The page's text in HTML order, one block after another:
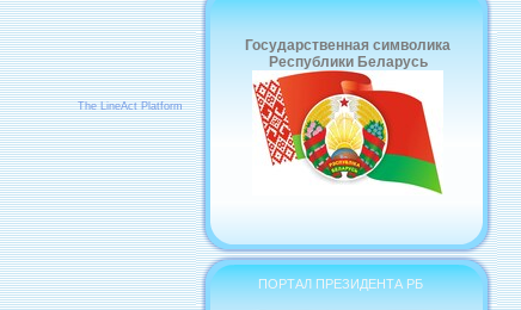
The LineAct Platform
Государственная символика
Республики Беларусь
ПОРТАЛ ПРЕЗИДЕНТА РБ